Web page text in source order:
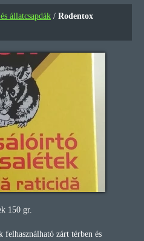
állatcsapdák / Rodentox
150 gr.
zárt térben és